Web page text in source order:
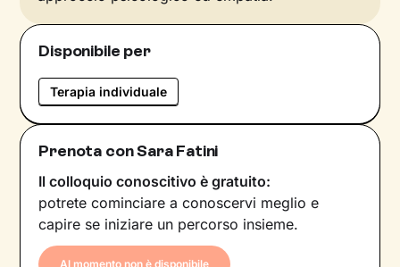
Disponibile per
Terapia individuale
Prenota con Sara Fatini
Il colloquio conoscitivo è gratuito:
potrete cominciare a conoscervi meglio e
capire se iniziare un percorso insieme.
Al momento non è disponibile